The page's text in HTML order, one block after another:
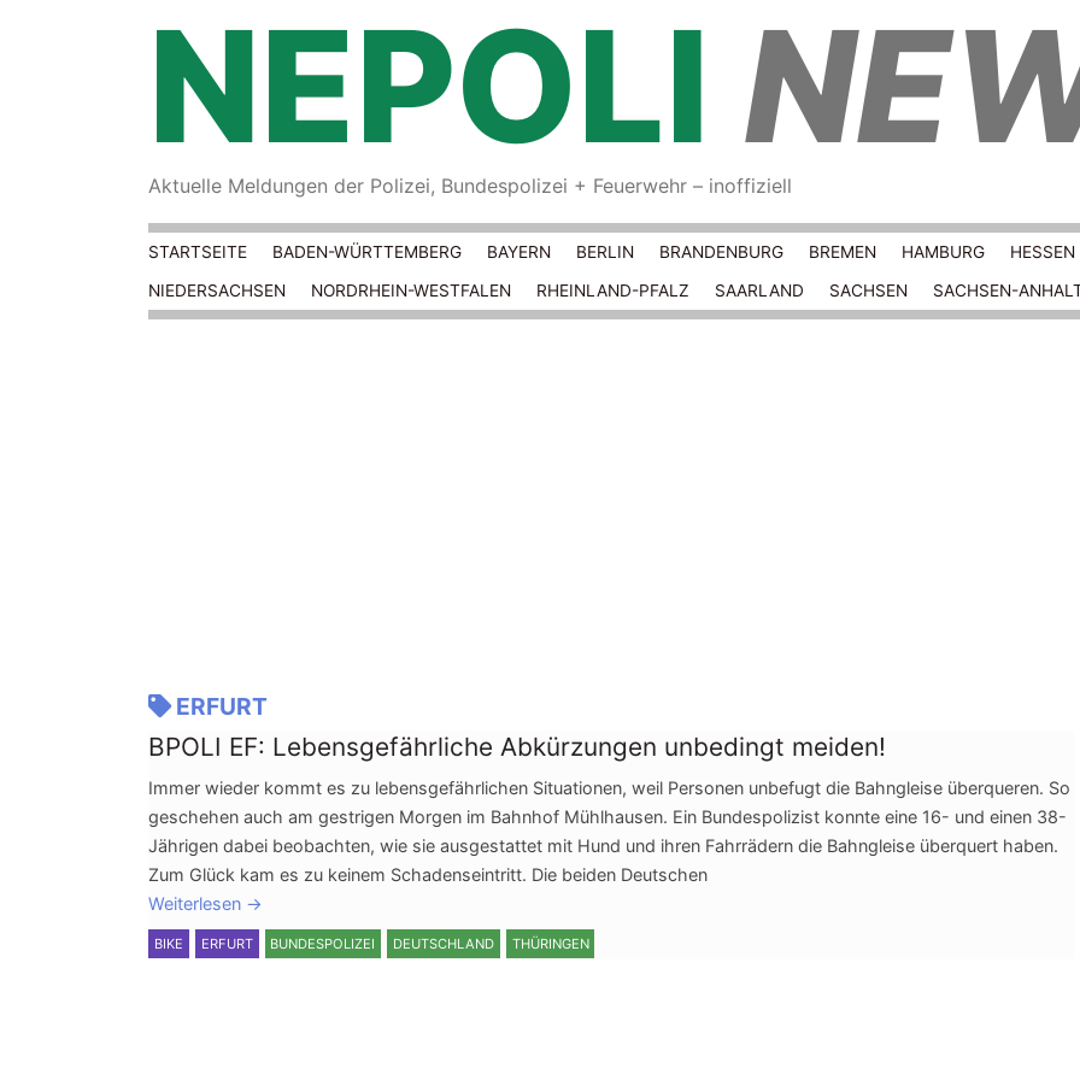
NEPOLI
Aktuelle Meldungen der Polizei, Bundespolizei + Feuerwehr – inoffiziell
Springe zum Inhalt
STARTSEITE BADEN-WÜRTTEMBERG BAYERN BERLIN BRANDENBURG BREMEN HAMBURG HESSEN
NIEDERSACHSEN
NORDRHEIN-WESTFALEN RHEINLAND-PFALZ SAARLAND SACHSEN SACHSEN-
ERFURT
BPOLI EF: Lebensgefährliche Abkürzungen unbedingt meiden!
Immer wieder kommt es zu lebensgefährlichen Situationen, weil Personen unbefugt die Bahngleise überqueren. So
geschehen auch am gestrigen Morgen im Bahnhof Mühlhausen. Ein Bundespolizist konnte eine 16- und einen 38-
Jährigen dabei beobachten, wie sie ausgestattet mit Hund und ihren Fahrrädern die Bahngleise überquert haben.
Zum Glück kam es zu keinem Schadenseintritt. Die beiden Deutschen
Weiterlesen →
BIKE ERFURT BUNDESPOLIZEI DEUTSCHLAND THÜRINGEN